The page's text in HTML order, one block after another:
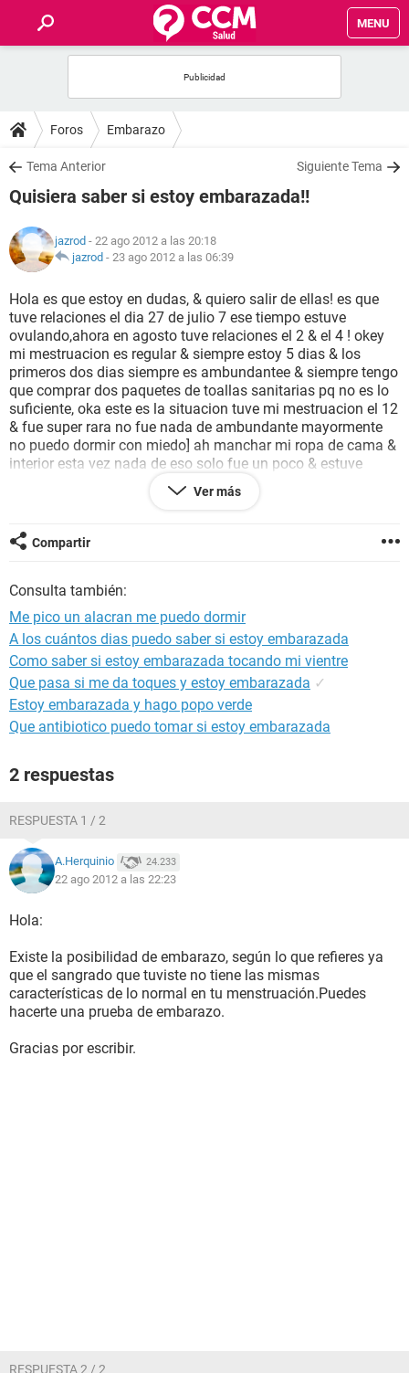
MENU
FOROS
SALUD
FAMILIA
NUTRICIÓN
BIENESTAR
SEXUALIDAD
GLOSARIO
Foros Embarazo
Tema Anterior Siguiente Tema
Quisiera saber si estoy embarazada!!
jazrod - 22 ago 2012 a las 20:18
jazrod - 23 ago 2012 a las 06:39
Hola es que estoy en dudas, & quiero salir de ellas! es que
tuve relaciones el dia 27 de julio 7 ese tiempo estuve
ovulando,ahora en agosto tuve relaciones el 2 & el 4 ! okey
mi mestruacion es regular & siempre estoy 5 dias & los
primeros dos dias siempre es ambundantee & siempre tengo
que comprar dos paquetes de toallas sanitarias pq no es lo
suficiente, oka este es la situacion tuve mi mestruacion el 12
& fue super rara no fue nada de ambundante mayormente
no puedo dormir con miedo] ah manchar mi ropa de cama &
interior esta vez nada de eso solo fue un poco & estuve
como 3 dias nada mas & como 6 dias manchando color
rosaa biien claro! yo en mi mente pense wao fue la mejor
que tengo la posibilidad de estar embarazada!!!
Ver más
Compartir
Consulta también:
Me pico un alacran me puedo dormir
A los cuántos dias puedo saber si estoy embarazada
Como saber si estoy embarazada tocando mi vientre
Que pasa si me da toques y estoy embarazada ✓
Estoy embarazada y hago popo verde
Que antibiotico puedo tomar si estoy embarazada
2 respuestas
RESPUESTA 1 / 2
A.Herquinio 24.233
22 ago 2012 a las 22:23
Hola:
Existe la posibilidad de embarazo, según lo que refieres ya
que el sangrado que tuviste no tiene las mismas
características de lo normal en tu menstruación.Puedes
hacerte una prueba de embarazo.
Gracias por escribir.
RESPUESTA 2 / 2